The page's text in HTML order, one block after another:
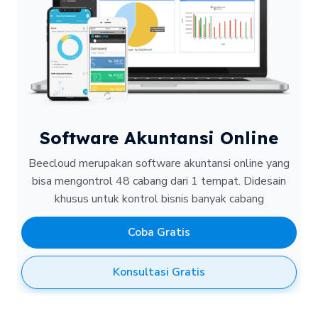
Software Akuntansi Online
Beecloud merupakan software akuntansi online yang
bisa mengontrol 48 cabang dari 1 tempat. Didesain
khusus untuk kontrol bisnis banyak cabang
Coba Gratis
Konsultasi Gratis